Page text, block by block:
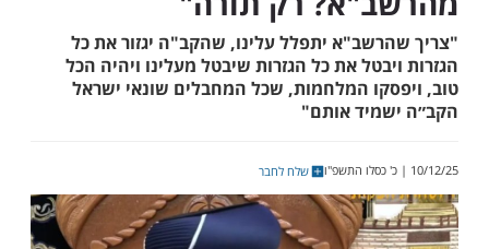
לציון: "מה נשאר לנו
רק תורה"
יתפלל עלינו, שהקב"ה יגזור את כל
המלחמות, שכל המחבלים שונאי ישראל
אותם"